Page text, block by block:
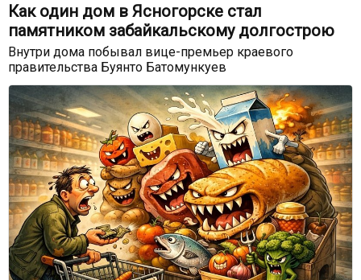
Как один дом в Ясногорске стал
памятником забайкальскому долгострою
Внутри дома побывал вице-премьер краевого
правительства Буянто Батомункуев